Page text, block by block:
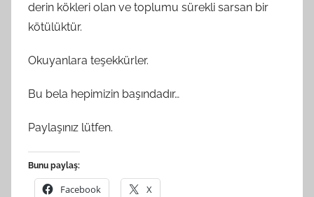
derin kökleri olan ve toplumu sürekli sarsan bir
kötülüktür.
Okuyanlara teşekkürler.
Bu bela hepimizin başındadır…
Paylaşınız lütfen.
Bunu paylaş:
Facebook X